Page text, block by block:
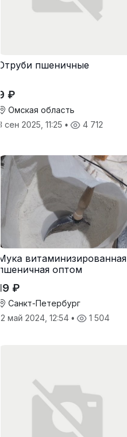
Отруби пшеничные
9 ₽
Омская область
3 сен 2025, 11:25 • 4 712
Мука витаминизированная
пшеничная оптом
19 ₽
Санкт-Петербург
12 май 2024, 12:54 • 1 504